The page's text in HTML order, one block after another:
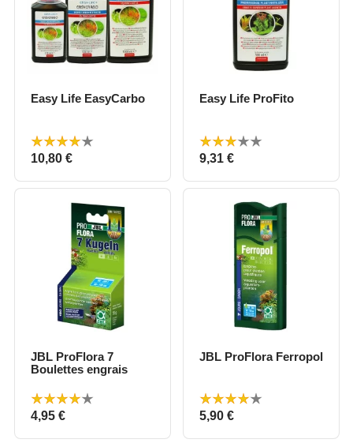
Easy Life EasyCarbo
Prix
10,80 €
Easy Life ProFito
Prix
9,31 €
JBL ProFlora 7
Boulettes engrais
Prix
4,95 €
JBL ProFlora Ferropol
Prix
5,90 €